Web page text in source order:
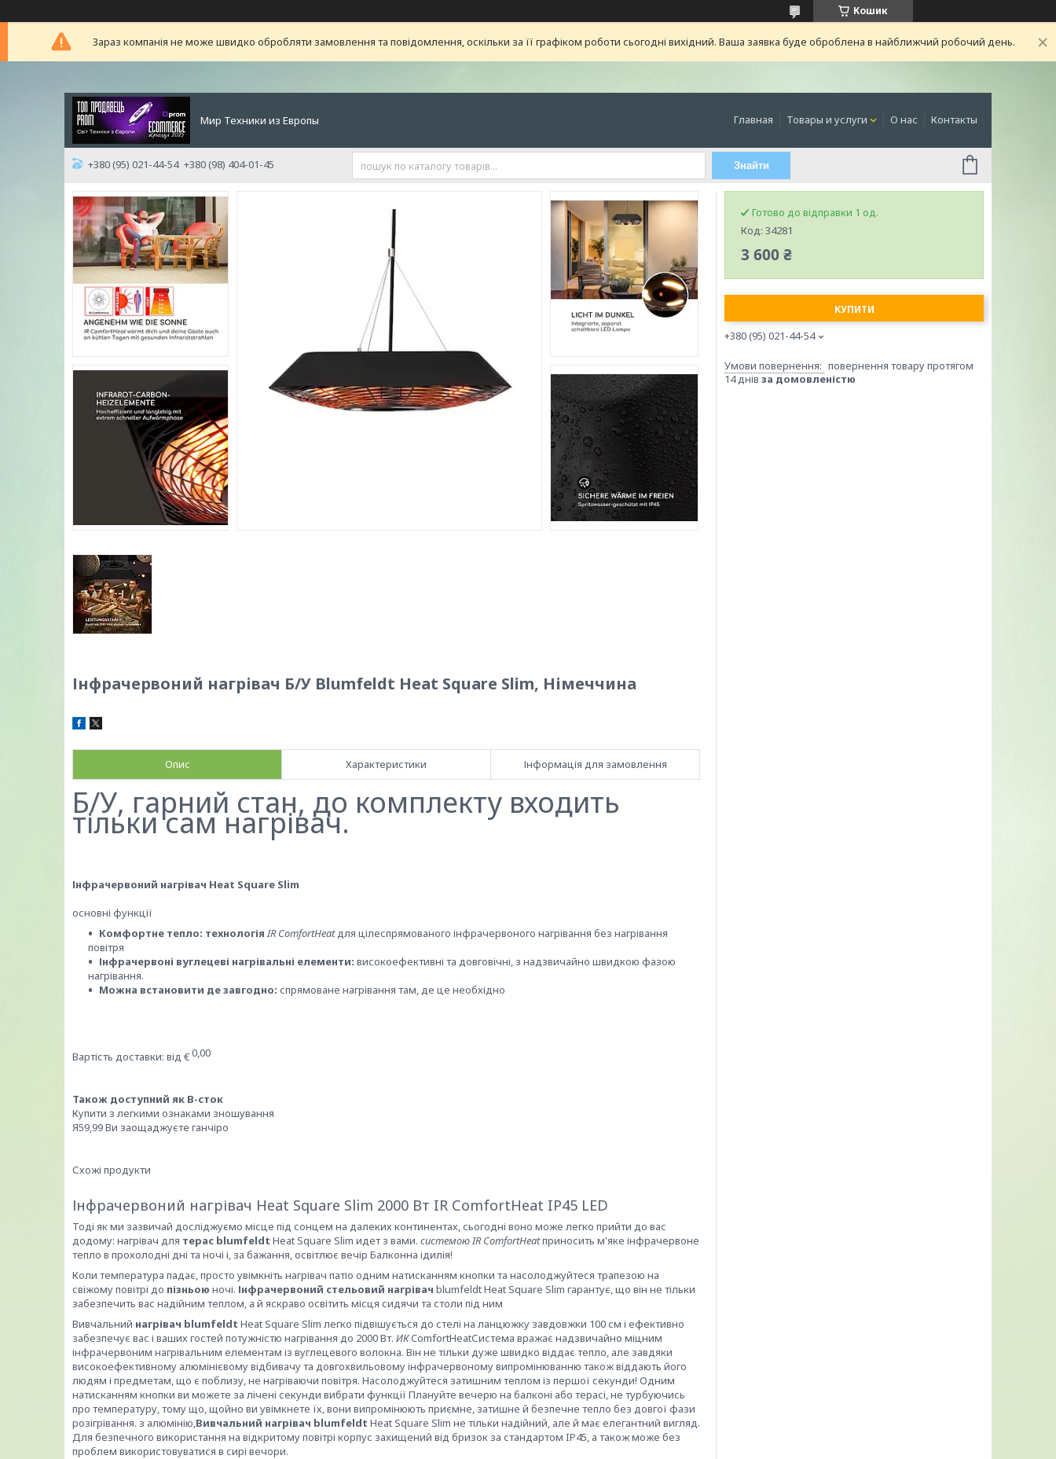
Кошик
Зараз компанія не може швидко обробляти замовлення та повідомлення, оскільки за її графіком роботи сьогодні вихідний. Ваша заявка буде оброблена в найближчий робочий день.
Мир Техники из Европы Главная Товары и услуги О нас Контакты
+380 (95) 021-44-54 +380 (98) 404-01-45 Знайти
Інфрачервоний нагрівач Б/У Blumfeldt Heat Square Slim, Німеччина
Опис Характеристики Інформація для замовлення
Б/У, гарний стан, до комплекту входить
тільки сам нагрівач.
Інфрачервоний нагрівач Heat Square Slim
основні функції
Комфортне тепло: технологія IR ComfortHeatдля цілеспрямованого інфрачервоного нагрівання без нагрівання
повітря
Інфрачервоні вуглецеві нагрівальні елементи: високоефективні та довговічні, з надзвичайно швидкою фазою
нагрівання.
Можна встановити де завгодно: спрямоване нагрівання там, де це необхідно
Вартість доставки: від €0,00
Також доступний як B-сток
Купити з легкими ознаками зношування
Я59,99Ви заощаджуєте ганчіро
Схожі продукти
Інфрачервоний нагрівач Heat Square Slim 2000 Вт IR ComfortHeat IP45 LED
Тоді як ми зазвичай досліджуємо місце під сонцем на далеких континентах, сьогодні воно може легко прийти до вас
додому: нагрівач для терас blumfeldt Heat Square Slim идет з вами. системою IR ComfortHeatприносить м'яке інфрачервоне
тепло в прохолодні дні та ночі і, за бажання, освітлює вечір Балконна ідилія!
Коли температура падає, просто увімкніть нагрівач патіо одним натисканням кнопки та насолоджуйтеся трапезою на
свіжому повітрі до пізньою ночі. Інфрачервоний стельовий нагрівач blumfeldt Heat Square Slim гарантує, що він не тільки
забезпечить вас надійним теплом, а й яскраво освітить місця сидячи та столи під ним
Вивчальний нагрівач blumfeldt Heat Square Slim легко підвішується до стелі на ланцюжку завдовжки 100 см і ефективно
забезпечує вас і ваших гостей потужністю нагрівання до 2000 Вт. ИКComfortHeatСистема вражає надзвичайно міцним
інфрачервоним нагрівальним елементам із вуглецевого волокна. Він не тільки дуже швидко віддає тепло, але завдяки
високоефективному алюмінієвому відбивачу та довгохвильовому інфрачервоному випромінюванню також віддають його
людям і предметам, що є поблизу, не нагріваючи повітря. Насолоджуйтеся затишним теплом із першої секунди! Одним
натисканням кнопки ви можете за лічені секунди вибрати функції Плануйте вечерю на балконі або терасі, не турбуючись
про температуру, тому що, щойно ви увімкнете їх, вони випромінюють приємне, затишне й безпечне тепло без довгої фази
розігрівання. з алюмінію, Вивчальний нагрівач blumfeldt Heat Square Slim не тільки надійний, але й має елегантний вигляд.
Для безпечного використання на відкритому повітрі корпус захищений від бризок за стандартом IP45, а також може без
проблем використовуватися в сирі вечори.
Готово до відправки 1 од.
Код: 34281
3 600 ₴
КУПИТИ
+380 (95) 021-44-54
повернення товару протягом
14 днів за домовленістю